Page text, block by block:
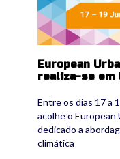
European
realiza-se em
Entre os dias 17 a
acolhe o European
dedicado a
climática